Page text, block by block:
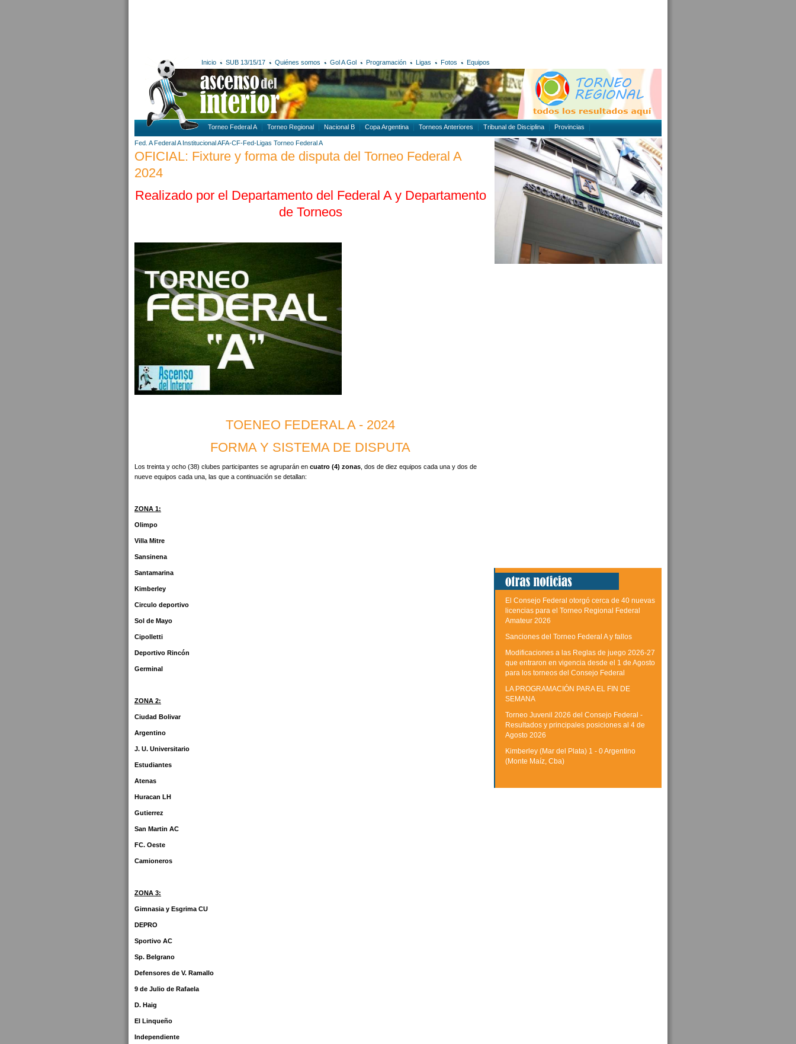
Inicio SUB 13/15/17 Quiénes somos Gol A Gol Programación Ligas Fotos Equipos
Torneo Federal A Torneo Regional Nacional B Copa Argentina Torneos Anteriores Tribunal de Disciplina Provincias
Fed. A Federal A Institucional AFA-CF-Fed-Ligas Torneo Federal A
OFICIAL: Fixture y forma de disputa del Torneo Federal A
2024
Realizado por el Departamento del Federal A y Departamento
de Torneos
TOENEO FEDERAL A - 2024
FORMA Y SISTEMA DE DISPUTA
Los treinta y ocho (38) clubes participantes se agruparán en cuatro (4) zonas , dos de diez equipos cada una y dos de
nueve equipos cada una, las que a continuación se detallan:
ZONA 1:
Olimpo
Villa Mitre
Sansinena
Santamarina
Kimberley
Circulo deportivo
Sol de Mayo
Cipolletti
Deportivo Rincón
Germinal
ZONA 2:
Ciudad Bolivar
Argentino
J. U. Universitario
Estudiantes
Atenas
Huracan LH
Gutierrez
San Martin AC
FC. Oeste
Camioneros
ZONA 3:
Gimnasia y Esgrima CU
DEPRO
Sportivo AC
Sp. Belgrano
Defensores de V. Ramallo
9 de Julio de Rafaela
D. Haig
El Linqueño
Independiente
El Consejo Federal otorgó cerca de 40 nuevas
licencias para el Torneo Regional Federal
Amateur 2026
Sanciones del Torneo Federal A y fallos
Modificaciones a las Reglas de juego 2026-27
que entraron en vigencia desde el 1 de Agosto
para los torneos del Consejo Federal
LA PROGRAMACIÓN PARA EL FIN DE
SEMANA
Torneo Juvenil 2026 del Consejo Federal -
Resultados y principales posiciones al 4 de
Agosto 2026
Kimberley (Mar del Plata) 1 - 0 Argentino
(Monte Maíz, Cba)